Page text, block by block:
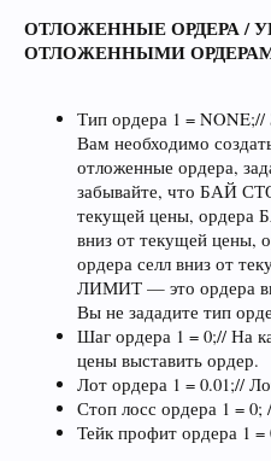
ОТЛОЖЕННЫЕ ОРДЕРА /
ОТЛОЖЕННЫМИ
Тип ордера 1 = NONE;//
Вам необходимо
отложенные ордера,
забывайте, что БАЙ
текущей цены,
вниз от текущей
ордера селл вниз от
ЛИМИТ — это ордера
Вы не зададите тип
Шаг ордера 1 = 0;// На
цены выставить ордер.
Лот ордера 1 = 0.01;//
Стоп лосс ордера 1 = 0;
Тейк профит ордера 1